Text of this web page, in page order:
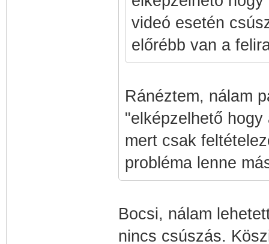
videó esetén
előrébb van a
Ránéztem, nálam
"elképzelhető
mert csak
probléma lenne
Bocsi, nálam
nincs csúszás.